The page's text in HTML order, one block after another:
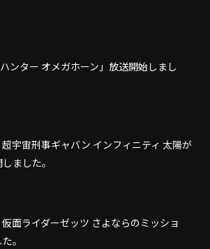
ンター オメガホーン」放送開始しまし
宇宙刑事ギャバン インフィニティ 太陽が
ました。
面ライダーゼッツ さよならのミッショ
。